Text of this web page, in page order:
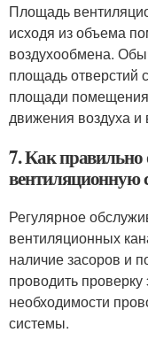
Площадь
исходя из объема
воздухообмена.
площадь отверстий
площади
движения воздуха
7. Как правильно
вентиляционную
Регулярное
вентиляционных
наличие засоров и
проводить
необходимости
системы.